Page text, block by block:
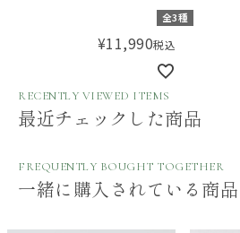
全3種
¥11,990税込
ルと布
【ギフ
Aming
RECENTLY VIEWED ITEMS
最近チェックした商品
FREQUENTLY BOUGHT TOGETHER
一緒に購入されている商品